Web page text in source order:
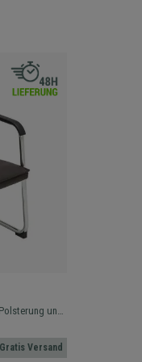
und
Farbe
und
Gratis Versand